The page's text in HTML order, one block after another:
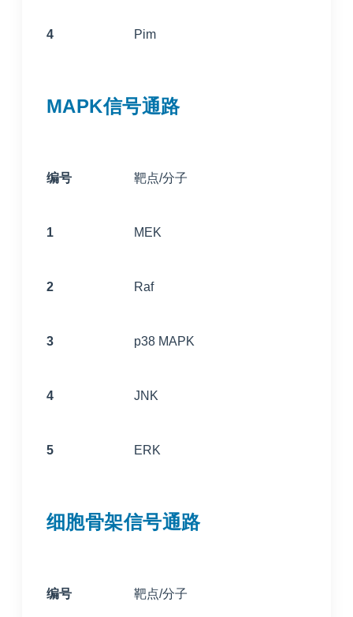
4 Pim
MAPK信号通路
编号 靶点/分子
1 MEK
2 Raf
3 p38 MAPK
4 JNK
5 ERK
细胞骨架信号通路
编号 靶点/分子